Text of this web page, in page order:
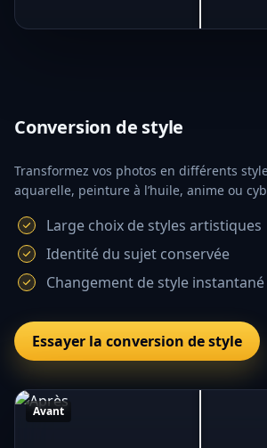
Conversion de style
Transformez vos photos en différents
aquarelle, peinture à l’huile, anime ou
Large choix de styles artistiques
Identité du sujet conservée
Changement de style instantané
Essayer la conversion de style
Avant